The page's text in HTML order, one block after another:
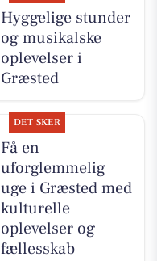
Hyggelige stunder
og musikalske
oplevelser i
Græsted
DET SKER
Få en
uforglemmelig
uge i Græsted med
kulturelle
oplevelser og
fællesskab